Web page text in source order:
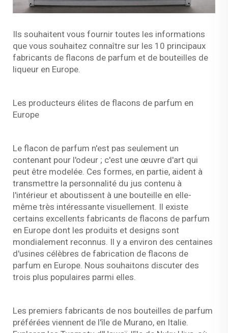
Ils souhaitent vous fournir toutes les informations
que vous souhaitez connaître sur les 10 principaux
fabricants de flacons de parfum et de bouteilles de
liqueur en Europe.
Les producteurs élites de flacons de parfum en
Europe
Le flacon de parfum n'est pas seulement un
contenant pour l'odeur ; c'est une œuvre d'art qui
peut être modelée. Ces formes, en partie, aident à
transmettre la personnalité du jus contenu à
l'intérieur et aboutissent à une bouteille en elle-
même très intéressante visuellement. Il existe
certains excellents fabricants de flacons de parfum
en Europe dont les produits et designs sont
mondialement reconnus. Il y a environ des centaines
d'usines célèbres de fabrication de flacons de
parfum en Europe. Nous souhaitons discuter des
trois plus populaires parmi elles.
Les premiers fabricants de nos bouteilles de parfum
préférées viennent de l'île de Murano, en Italie.